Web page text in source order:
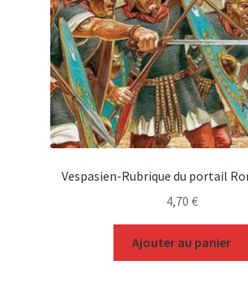
Vespasien-Rubrique du portail
4,70 €
Ajouter au panier